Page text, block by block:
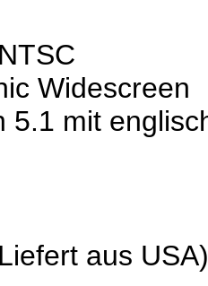
Widescreen
5.1 mit
aus USA)